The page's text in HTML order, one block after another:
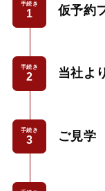
手続き 仮予約
手続き 当社よ
手続き ご見学